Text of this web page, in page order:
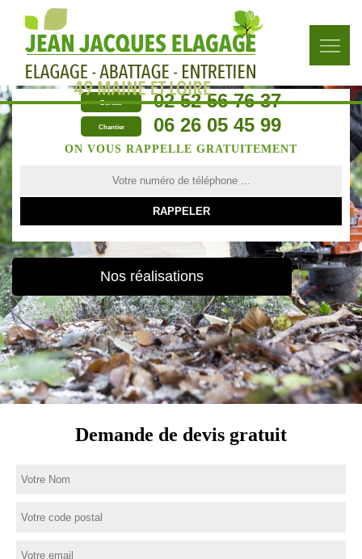
Bureau 02 52 56 76 37
Chantier 06 26 05 45 99
ON VOUS RAPPELLE GRATUITEMENT
Nos réalisations
Demande de devis gratuit